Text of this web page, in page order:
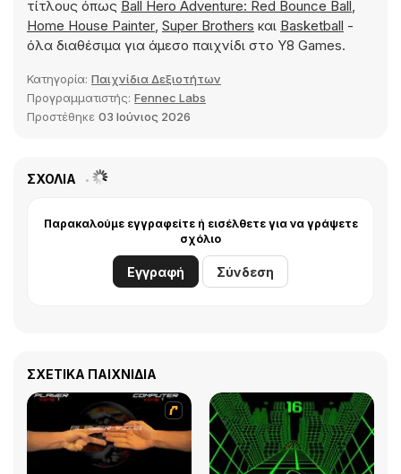
τίτλους όπως Ball Hero Adventure: Red Bounce Ball,
Home House Painter, Super Brothers και Basketball -
όλα διαθέσιμα για άμεσο παιχνίδι στο Y8 Games.
Κατηγορία: Παιχνίδια Δεξιοτήτων
Προγραμματιστής: Fennec Labs
Προστέθηκε 03 Ιούνιος 2026
ΣΧΌΛΙΑ
Παρακαλούμε εγγραφείτε ή εισέλθετε για να γράψετε
σχόλιο
Εγγραφή Σύνδεση
ΣΧΕΤΙΚΆ ΠΑΙΧΝΊΔΙΑ